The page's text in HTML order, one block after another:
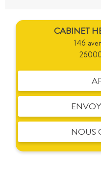
CABINET
146
NOUS